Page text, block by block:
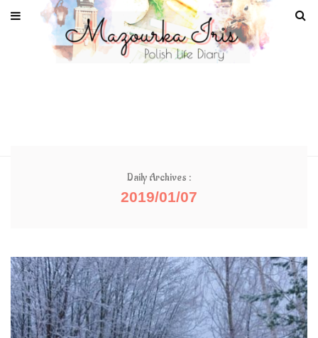
Daily Archives :
2019/01/07